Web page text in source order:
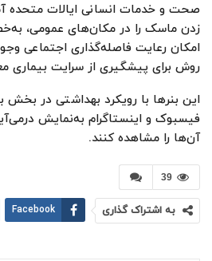
صحت و خدمات انسانی ایالات متحده
زدن ماسک را در مکان‌های عمومی،
امکان رعایت فاصله‌گذاری اجتماعی
روش برای پیشگیری از سرایت بیماری
این بنرها با رویکرد بهداشتی در بخش
فیسبوک و اینستاگرام به‌نمایش
آن‌ها را مشاهده کنند.
39
به اشتراک گذاری Facebook